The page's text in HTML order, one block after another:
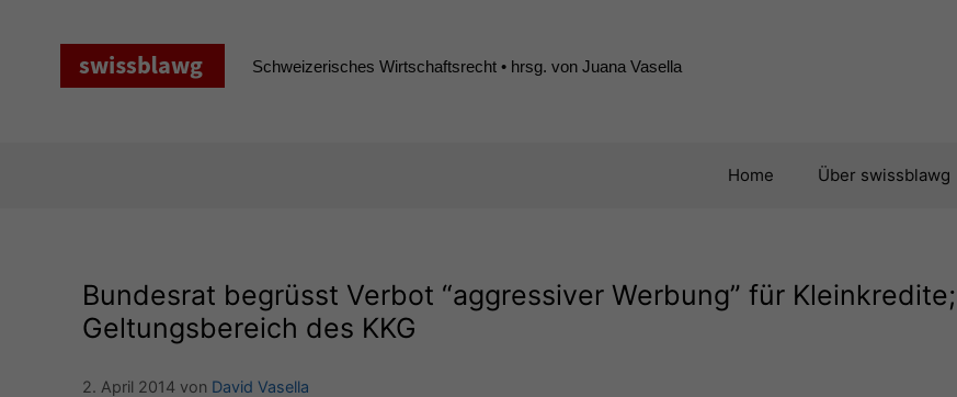
Schweizerisches Wirtschaftsrecht • hrsg. von Juana Vasella
Home Über swissblawg
Bundesrat begrüsst Verbot “aggressiver Werbung” für Kleinkredite;
Geltungsbereich des KKG
2. April 2014 von David Vasella